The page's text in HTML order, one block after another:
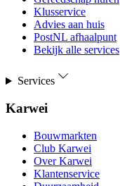
Klusservice
Advies aan huis
PostNL afhaalpunt
Bekijk alle services
Services
Karwei
Bouwmarkten
Club Karwei
Over Karwei
Klantenservice